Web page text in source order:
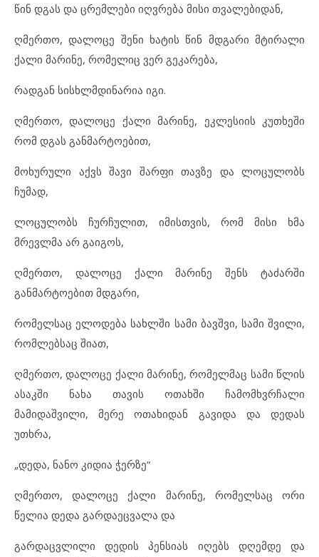
წინ დგას და ცრემლები იღვრება მისი თვალებიდან,
ღმერთო, დალოცე შენი ხატის წინ მდგარი მტირალი
ქალი მარინე, რომელიც ვერ გეკარება,
რადგან სისხლმდინარია იგი.
ღმერთო, დალოცე ქალი მარინე, ეკლესიის კუთხეში
რომ დგას განმარტოებით,
მოხურული აქვს შავი შარფი თავზე და ლოცულობს
ჩუმად,
ლოცულობს ჩურჩულით, იმისთვის, რომ მისი ხმა
მრევლმა არ გაიგოს,
ღმერთო, დალოცე ქალი მარინე შენს ტაძარში
განმარტოებით მდგარი,
რომელსაც ელოდება სახლში სამი ბავშვი, სამი შვილი,
რომლებსაც შიათ,
ღმერთო, დალოცე ქალი მარინე, რომელმაც სამი წლის
ასაკში ნახა თავის ოთახში ჩამომხვრჩალი
მამიდაშვილი, მერე ოთახიდან გავიდა და დედას
უთხრა,
„დედა, ნანო კიდია ჭერზე“
ღმერთო, დალოცე ქალი მარინე, რომელსაც ორი
წელია დედა გარდაეცვალა და
გარდაცვლილი დედის პენსიას იღებს დღემდე და